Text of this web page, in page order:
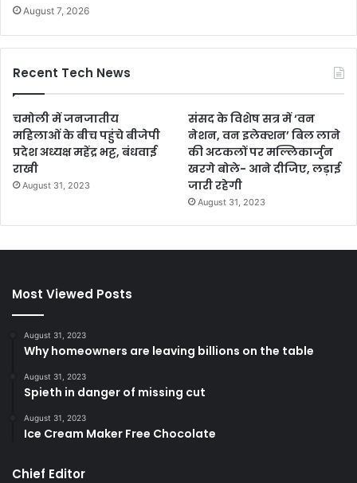
August 7, 2026
Recent Tech News
चमोली में जनजातीय
महिलाओं के बीच पहुंचे बीजेपी
प्रदेश अध्यक्ष महेंद्र भट्ट, बंधवाई
राखी
August 31, 2023
संसद के विशेष सत्र में ‘वन
नेशन, वन इलेक्शन’ बिल लाने
की अटकलों पर मल्लिकार्जुन
खरगे बोले- आने दीजिए, लड़ाई
जारी रहेगी
August 31, 2023
Most Viewed Posts
August 31, 2023
Why homeowners are leaving billions on the table
August 31, 2023
Spieth in danger of missing cut
August 31, 2023
Ice Cream Maker Free Chocolate
Chief Editor